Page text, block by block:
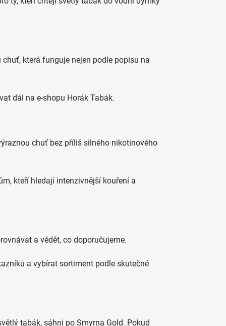
která funguje nejen podle popisu na
dál na e-shopu Horák Tabák.
chuť bez příliš silného nikotinového
kteří hledají intenzivnější kouření a
a vědět, co doporučujeme.
a vybírat sortiment podle skutečné
tabák, sáhni po Smyrna Gold. Pokud